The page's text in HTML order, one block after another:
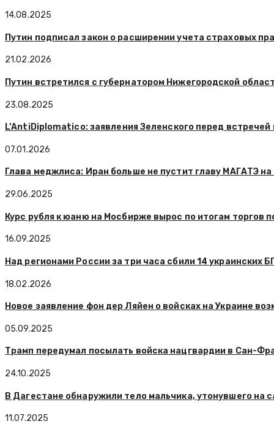
14.08.2025
Путин подписал закон о расширении учета страховых
21.02.2026
Путин встретился с губернатором Нижегородской
23.08.2025
L’AntiDiplomatico: заявления Зеленского перед
07.01.2026
Глава меджлиса: Иран больше не пустит главу МАГАТЭ
29.06.2025
Курс рубля к юаню на Мосбирже вырос по итогам торгов
16.09.2025
Над регионами России за три часа сбили 14 украинских
18.02.2026
Новое заявление фон дер Ляйен о войсках на Украине
05.09.2025
Трамп передумал посылать войска нацгвардии в Сан-
24.10.2025
В Дагестане обнаружили тело мальчика, утонувшего на
11.07.2025